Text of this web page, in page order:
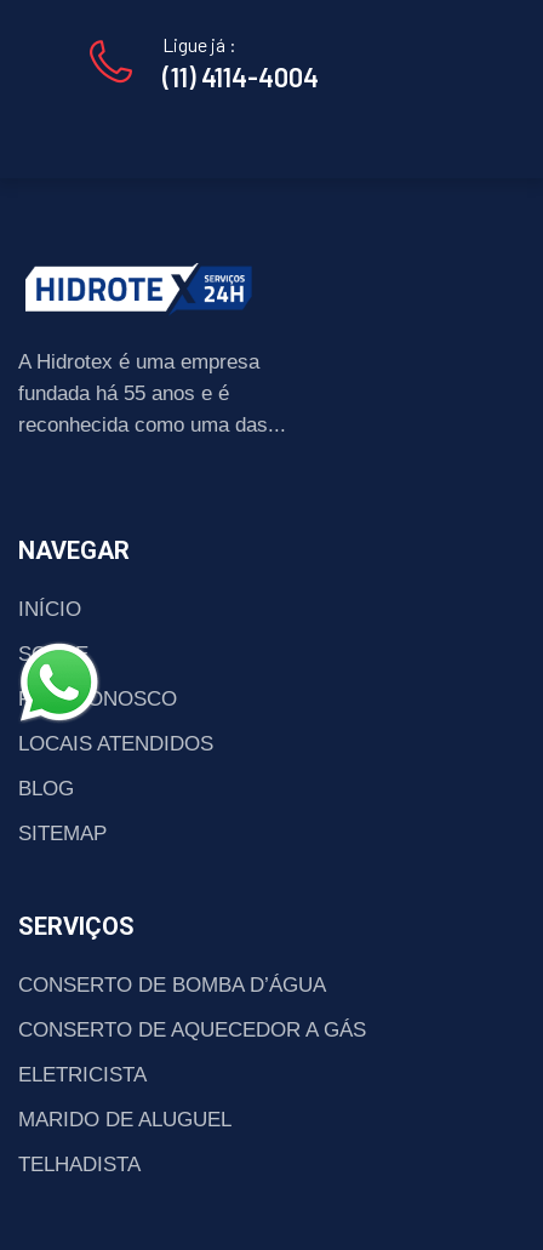
Ligue já :
(11) 4114-4004
A Hidrotex é uma empresa
fundada há 55 anos e é
reconhecida como uma das...
NAVEGAR
INÍCIO
SOBRE
FALE CONOSCO
LOCAIS ATENDIDOS
BLOG
SITEMAP
SERVIÇOS
CONSERTO DE BOMBA D’ÁGUA
CONSERTO DE AQUECEDOR A GÁS
ELETRICISTA
MARIDO DE ALUGUEL
TELHADISTA